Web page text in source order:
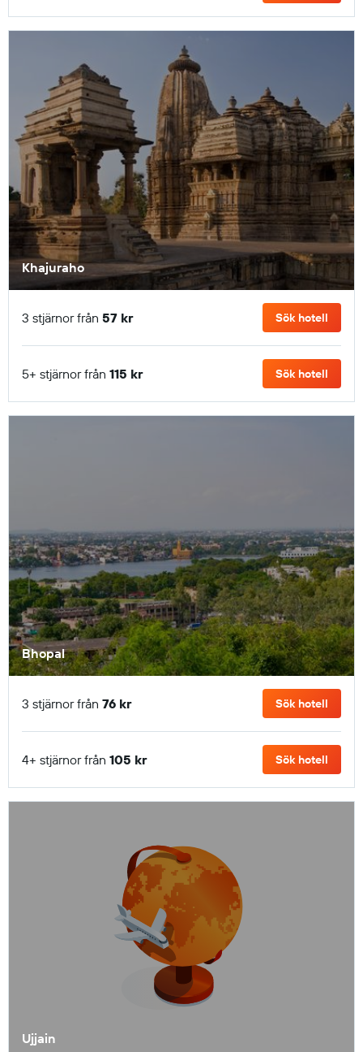
Khajuraho
3 stjärnor från 57 kr Sök hotell
5+ stjärnor från 115 kr Sök hotell
Bhopal
3 stjärnor från 76 kr Sök hotell
4+ stjärnor från 105 kr Sök hotell
Ujjain